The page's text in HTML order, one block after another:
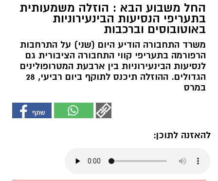
החל משבוע הבא : הוזלה משמעותית
בתעריפי הנסיעות הבינעירוניות
באוטובוסים וברכבות
משרד התחבורה הודיע היום (שני) על התרחבות
הרפורמה בתעריפי קווי התחבורה הציבורית גם
לנסיעות הבינעירוניות בין ארבעת המטרופולינים
הגדולים. ההוזלה תיכנס לתוקף ביום רביעי, 28
במרס
להאזנה לתוכן: